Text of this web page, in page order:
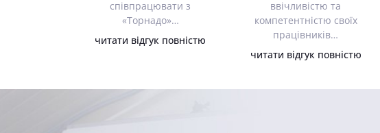
співпрацювати з
«Торнадо»…
читати відгук повністю
ввічливістю та
компетентністю своїх
працівників…
читати відгук повністю